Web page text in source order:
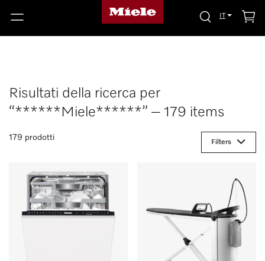
IT
Risultati della ricerca per
“******Miele******” – 179 items
179 prodotti
Filters